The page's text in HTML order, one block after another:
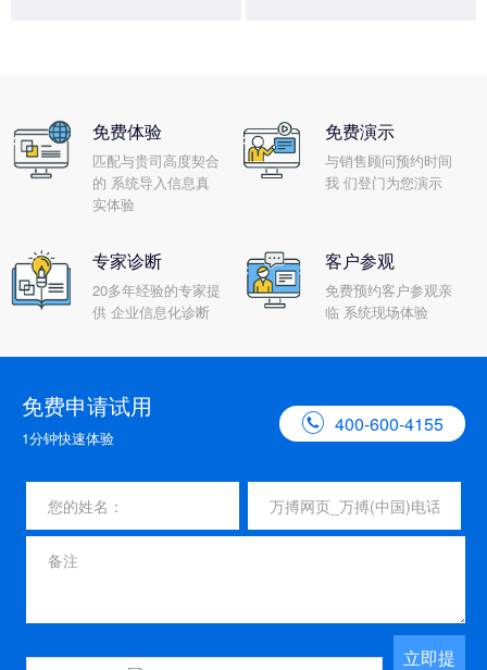
免费体验
匹配与贵司高度契合
的 系统导入信息真
实体验
免费演示
与销售顾问预约时间
我 们登门为您演示
专家诊断
20多年经验的专家提
供 企业信息化诊断
客户参观
免费预约客户参观亲
临 系统现场体验
免费申请试用
1分钟快速体验
 400-600-4155
立即提